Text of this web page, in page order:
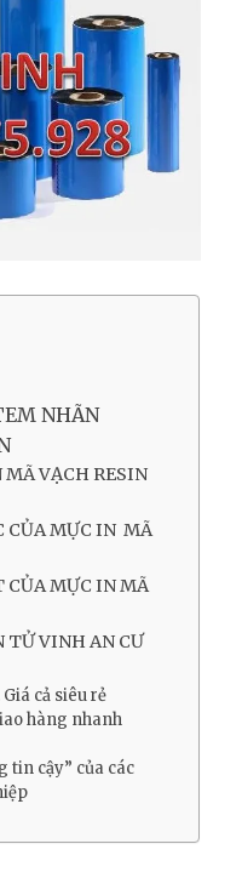
NHÃN
VẠCH RESIN
CỦA MỰC IN MÃ
CỦA MỰC IN MÃ
TỬ VINH AN CƯ
cả siêu rẻ
hàng nhanh
tin cậy” của các